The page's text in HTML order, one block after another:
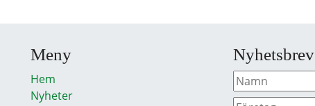
Meny
Hem
Nyheter
Nyhetsbrev